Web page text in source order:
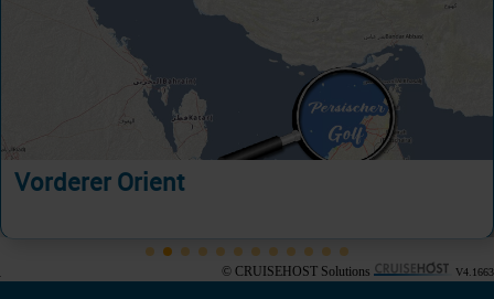
Vorderer Orient
© CRUISEHOST Solutions V4.1663